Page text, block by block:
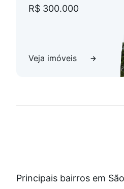
R$ 300.000
Veja imóveis
Principais bairros em